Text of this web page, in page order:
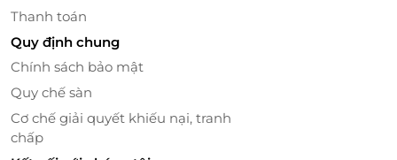
Không chỉ nổi bật bởi thực đơn phong phú, Spicy
được thiết kế trẻ trung, hiện đại, đầy sáng tạo.
Phong cách Hàn Quốc với sắc đỏ làm chủ đạo tạo
nên một bầu không khí trẻ trung, năng động, rất
phù hợp với giới trẻ. Đặc biệt, không gian mở rộng rãi
và thân thiện giúp thực khách có thể tận hưởng
Thanh toán
Quy định chung
Chính sách bảo mật
Quy chế sàn
Cơ chế giải quyết khiếu nại, tranh
chấp